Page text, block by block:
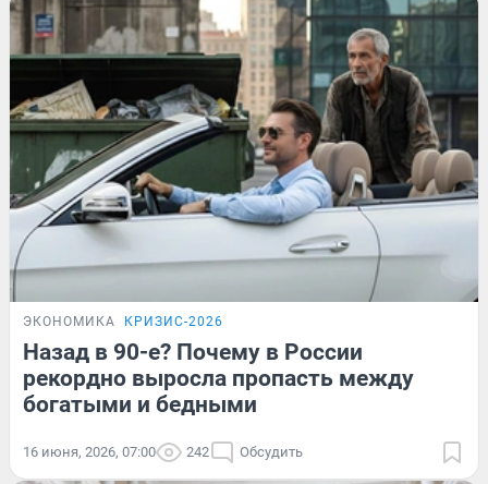
ЭКОНОМИКА КРИЗИС-2026
Назад в 90-е? Почему в России
рекордно выросла пропасть между
богатыми и бедными
16 июня, 2026, 07:00 242 Обсудить